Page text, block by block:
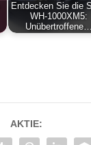
Entdecken Sie die
WH-1000XM5:
Unübertroffene…
AKTIE: